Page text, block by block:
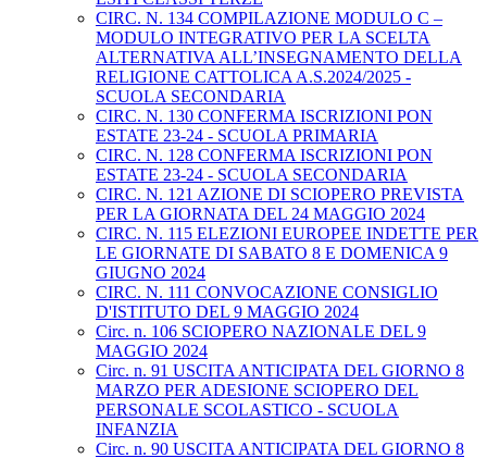
CIRC. N. 134 COMPILAZIONE MODULO C –
MODULO INTEGRATIVO PER LA SCELTA
ALTERNATIVA ALL’INSEGNAMENTO DELLA
RELIGIONE CATTOLICA A.S.2024/2025 -
SCUOLA SECONDARIA
CIRC. N. 130 CONFERMA ISCRIZIONI PON
ESTATE 23-24 - SCUOLA PRIMARIA
CIRC. N. 128 CONFERMA ISCRIZIONI PON
ESTATE 23-24 - SCUOLA SECONDARIA
CIRC. N. 121 AZIONE DI SCIOPERO PREVISTA
PER LA GIORNATA DEL 24 MAGGIO 2024
CIRC. N. 115 ELEZIONI EUROPEE INDETTE PER
LE GIORNATE DI SABATO 8 E DOMENICA 9
GIUGNO 2024
CIRC. N. 111 CONVOCAZIONE CONSIGLIO
D'ISTITUTO DEL 9 MAGGIO 2024
Circ. n. 106 SCIOPERO NAZIONALE DEL 9
MAGGIO 2024
Circ. n. 91 USCITA ANTICIPATA DEL GIORNO 8
MARZO PER ADESIONE SCIOPERO DEL
PERSONALE SCOLASTICO - SCUOLA
INFANZIA
Circ. n. 90 USCITA ANTICIPATA DEL GIORNO 8